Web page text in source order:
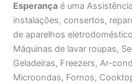
Esperança é uma
instalações, consertos,
de aparelhos
Máquinas de lavar roupas,
Geladeiras, Freezers, Ar-
Microondas, Fornos,